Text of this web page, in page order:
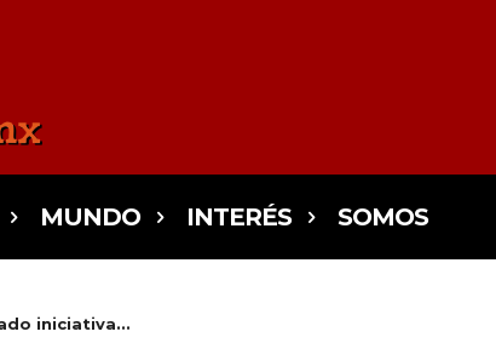
MUNDO INTERÉS SOMOS
iniciativa...